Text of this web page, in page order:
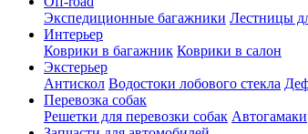
Экспедиционные багажники Лестницы
Интерьер
Коврики в багажник Коврики в салон
Экстерьер
Антискол Водостоки лобового стекла
Перевозка собак
Решетки для перевозки собак Автогамаки